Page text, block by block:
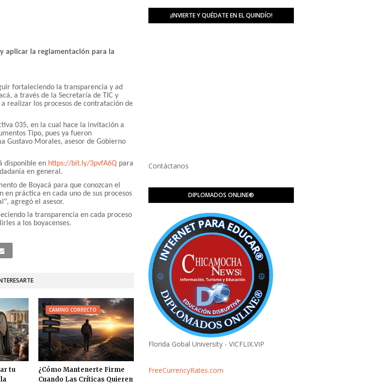
aplicar la reglamentación para la
fortaleciendo la transparencia y ad
a través de la Secretaría de TIC y
realizar los procesos de contratación de
035, en la cual hace la invitación a
Tipo, pues ya fueron
Gustavo Morales, asesor de Gobierno
disponible en https://bit.ly/3pvfA6Q para
en general.
de Boyacá para que conozcan el
práctica en cada uno de sus procesos
agregó el asesor.
la transparencia en cada proceso
a los boyacenses.
tu
CAMINO CORRECTO
¿Cómo Mantenerte Firme
Cuando Las Críticas Quieren
¡INVIERTE Y QUÉDATE EN EL QUINDÍO!
Contáctanos
DIPLOMADOS ONLINE®️
Florida Gobal University - VICFLIX.VIP
FreeCurrencyRates.com